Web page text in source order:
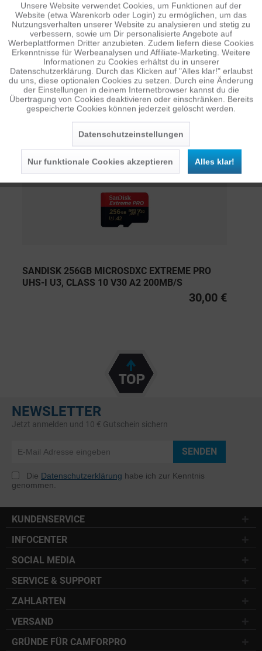
mit dem Tinden Photography...mehr
BEWERTUNGEN
1
Bewertungen lesen, schreiben und diskutieren...mehr
ÄHNLICHE ARTIKEL
Diese Artikel sind dem Produkt ähnlich ...mehr
SANDISK 256GB MICROSDXC EXTREME PRO
UHS-I U3, CLASS 10 V30 A2 200MB/S
30,00 €
NEWSLETTER
Jetzt anmelden und 10 € Gutschein sichern
SENDEN
Die Datenschutzerklärung habe ich zur Kenntnis
genommen.
KUNDENSERVICE
INFOCENTER
SOCIAL MEDIA
SERVICE & SUPPORT
ZAHLARTEN
VERSAND
GRÜNDE FÜR CAMFORPRO
Funktionale Aktiv
Tracking Inaktiv
Personalisierung Inaktiv
Service Inaktiv
Unsere Website verwendet Cookies, um Funktionen auf der
Website (etwa Warenkorb oder Login) zu ermöglichen, um das
Nutzungsverhalten unserer Website zu analysieren und stetig zu
verbessern, sowie um Dir personalisierte Angebote auf
Werbeplattformen Dritter anzubieten. Zudem liefern diese Cookies
Erkenntnisse für Werbeanalysen und Affiliate-Marketing. Weitere
Informationen zu Cookies erhältst du in unserer
Datenschutzerklärung. Durch das Klicken auf "Alles klar!" erlaubst
du uns, diese optionalen Cookies zu setzen. Durch eine Änderung
der Einstellungen in deinem Internetbrowser kannst du die
Übertragung von Cookies deaktivieren oder einschränken. Bereits
gespeicherte Cookies können jederzeit gelöscht werden.
Datenschutzeinstellungen
Nur funktionale Cookies akzeptieren Alles klar!